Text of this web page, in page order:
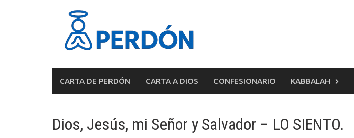
CARTA DE PERDÓN CARTA A DIOS CONFESIONARIO KABBALAH
Dios, Jesús, mi Señor y Salvador – LO SIENTO.